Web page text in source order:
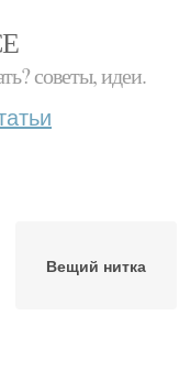
советы, идеи.
Вещий нитка